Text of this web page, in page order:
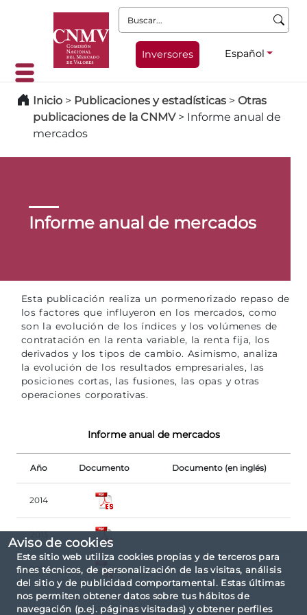
Aviso de cookies
Este sitio web utiliza cookies propias y de terceros para
fines técnicos, de personalización de las visitas, análisis
del sitio y de publicidad comportamental. Estas últimas
nos permiten obtener datos sobre tus hábitos de
navegación (p.ej. páginas visitadas) y obtener perfiles
Buscar:
Inversores Español
Inicio > Publicaciones y estadísticas > Otras
publicaciones de la CNMV> Informe anual de
mercados
Informe anual de mercados
Esta publicación realiza un pormenorizado repaso de
los factores que influyeron en los mercados, como
son la evolución de los índices y los volúmenes de
contratación en la renta variable, la renta fija, los
derivados y los tipos de cambio. Asimismo, analiza
la evolución de los resultados empresariales, las
posiciones cortas, las fusiones, las opas y otras
operaciones corporativas.
Informe anual de mercados
Año Documento Documento (en inglés)
2014
2013
2012